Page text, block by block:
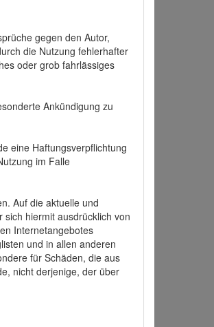
gegen den Autor,
die Nutzung fehlerhafter
oder grob fahrlässiges
Ankündigung zu
eine Haftungsverpflichtung
im Falle
Auf die aktuelle und
hiermit ausdrücklich von
Internetangebotes
und in allen anderen
für Schäden, die aus
nicht derjenige, der über